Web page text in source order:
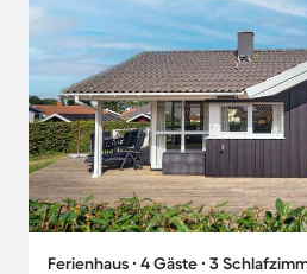
Ferienhaus ∙ 4 Gäste ∙ 3